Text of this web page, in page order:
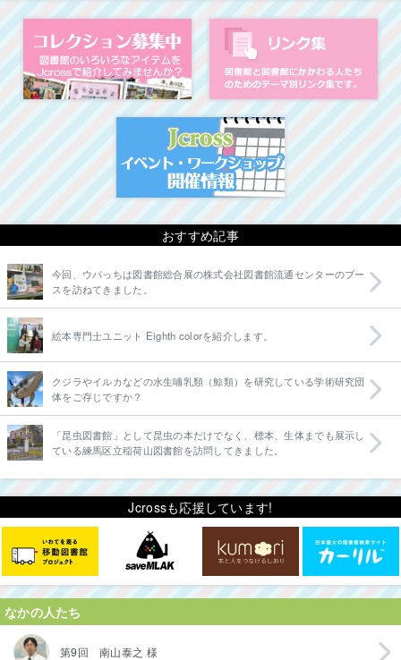
コレクション募集中
イベント・ワーク
おすすめ記事
今回、ウパっちは図書館総合展の株式会社図書館流通センターのブー
スを訪ねてきました。
絵本専門士ユニット Eighth colorを紹介します。
クジラやイルカなどの水生哺乳類（鯨類）を研究している学術研究団
体をご存じですか？
「昆虫図書館」として昆虫の本だけでなく、標本、生体までも展示し
ている練馬区立稲荷山図書館を訪問してきました。
Jcrossも応援しています!
なかの人たち
第9回 南山泰之 様